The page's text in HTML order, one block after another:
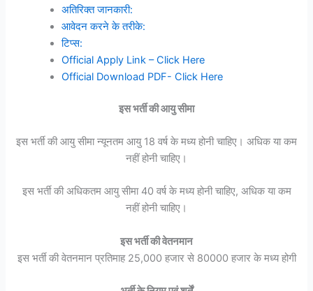
अतिरिक्त जानकारी:
आवेदन करने के तरीके:
टिप्स:
Official Apply Link – Click Here
Official Download PDF- Click Here
इस भर्ती की आयु सीमा
इस भर्ती की आयु सीमा न्यूनतम आयु 18 वर्ष के मध्य होनी चाहिए। अधिक या कम
नहीं होनी चाहिए।
इस भर्ती की अधिकतम आयु सीमा 40 वर्ष के मध्य होनी चाहिए, अधिक या कम
नहीं होनी चाहिए।
इस भर्ती की वेतनमान
इस भर्ती की वेतनमान प्रतिमाह 25,000 हजार से 80000 हजार के मध्य होगी